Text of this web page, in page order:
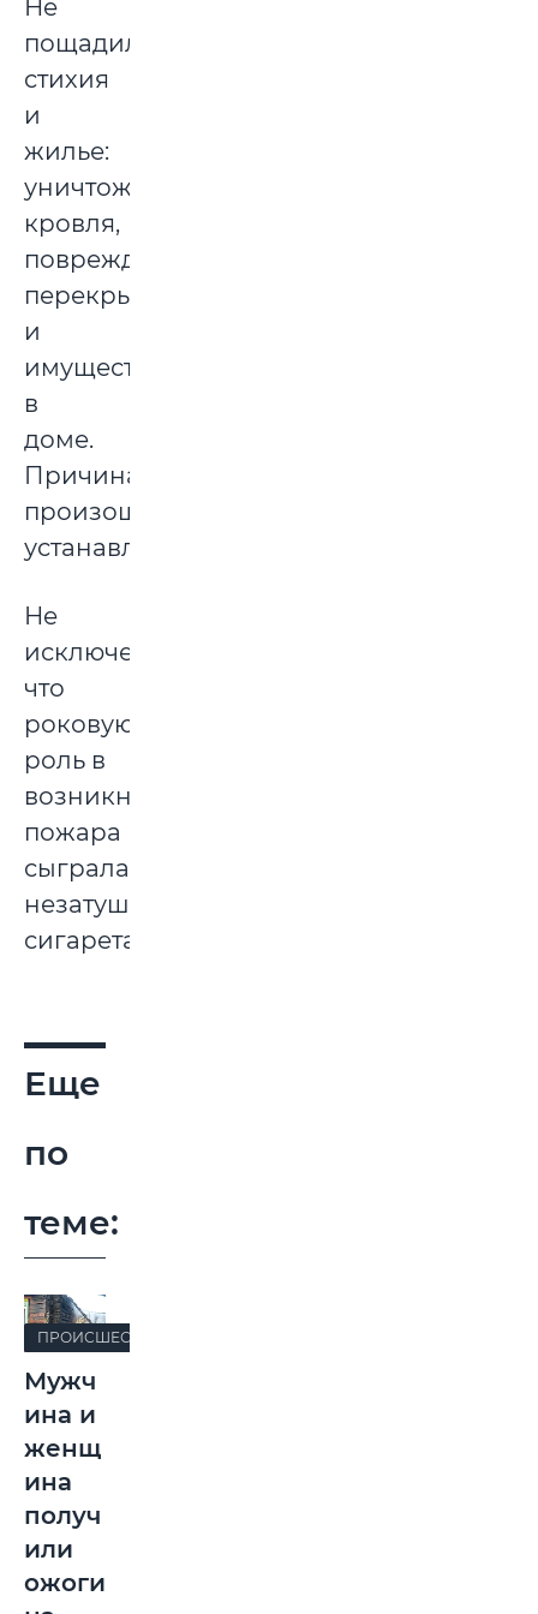
Не
пощадила
стихия
и
жилье:
уничтожена
кровля,
повреждено
перекрытие
и
имущество
в
доме.
Причина
произошедшего
устанавливается.
Не
исключено,
что
роковую
роль в
возникновении
пожара
сыграла
незатушенная
сигарета.
Еще
по
теме:
ПРОИСШЕСТВИЯ
Мужч
ина и
женщ
ина
получ
или
ожоги